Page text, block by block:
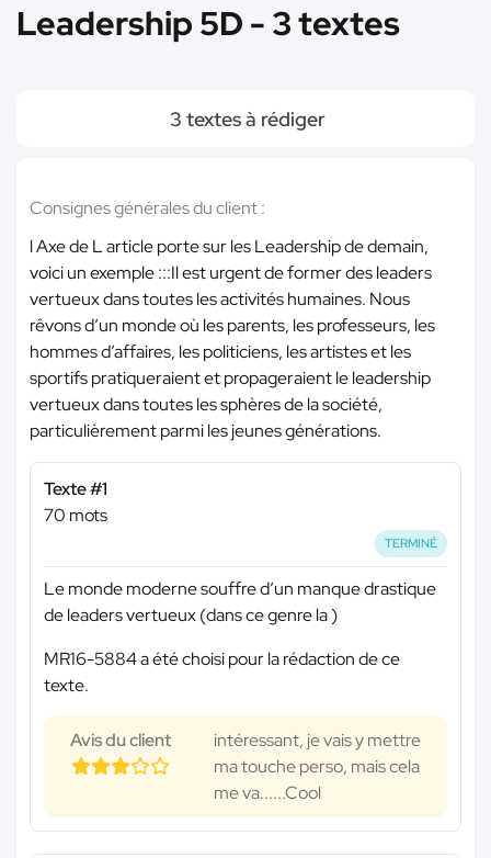
Leadership 5D - 3 textes
3 textes à rédiger
Consignes générales du client :
l Axe de L article porte sur les Leadership de demain,
voici un exemple :::Il est urgent de former des leaders
vertueux dans toutes les activités humaines. Nous
rêvons d’un monde où les parents, les professeurs, les
hommes d’affaires, les politiciens, les artistes et les
sportifs pratiqueraient et propageraient le leadership
vertueux dans toutes les sphères de la société,
particulièrement parmi les jeunes générations.
Texte #1
70 mots
TERMINÉ
Le monde moderne souffre d’un manque drastique
de leaders vertueux (dans ce genre la )
MR16-5884 a été choisi pour la rédaction de ce
texte.
Avis du client
intéressant, je vais y mettre
ma touche perso, mais cela
me va......Cool